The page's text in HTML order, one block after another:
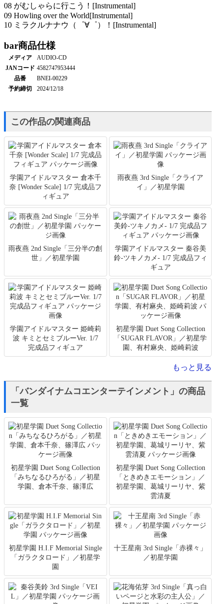
08 がむしゃらに行こう！[Instrumental]
09 Howling over the World[Instrumental]
10 ミラクルナナウ（゜∀゜）！[Instrumental]
bar商品仕様
メディア
AUDIO-CD
JANコード 4582747953444
品番
BNEI-00229
予約締切
2024/12/18
この作品の関連商品
学園アイドルマスター 倉本千
奈 [Wonder Scale] 1/7 完成品フ
ィギュア
雨夜燕 3rd Single「クライア
イ」／初星学園
雨夜燕 2nd Single「三分半の創
世」／初星学園
学園アイドルマスター 秦谷美
鈴-ツキノカメ- 1/7 完成品フィ
ギュア
学園アイドルマスター 姫崎莉
波 キミとセミブルーVer. 1/7
完成品フィギュア
初星学園 Duet Song Collection
「SUGAR FLAVOR」／初星学
園、有村麻央、姫崎莉波
もっと見る
「バンダイナムコエンターテインメント」の商品
一覧
初星学園 Duet Song Collection
「みちなるひろがる」／初星
学園、倉本千奈、篠澤広
初星学園 Duet Song Collection
「ときめきエモーション」／
初星学園、葛城リーリヤ、紫
雲清夏
初星学園 H.I.F Memorial Single
「ガラクタロード」／初星学
園
十王星南 3rd Single「赤裸々」
／初星学園